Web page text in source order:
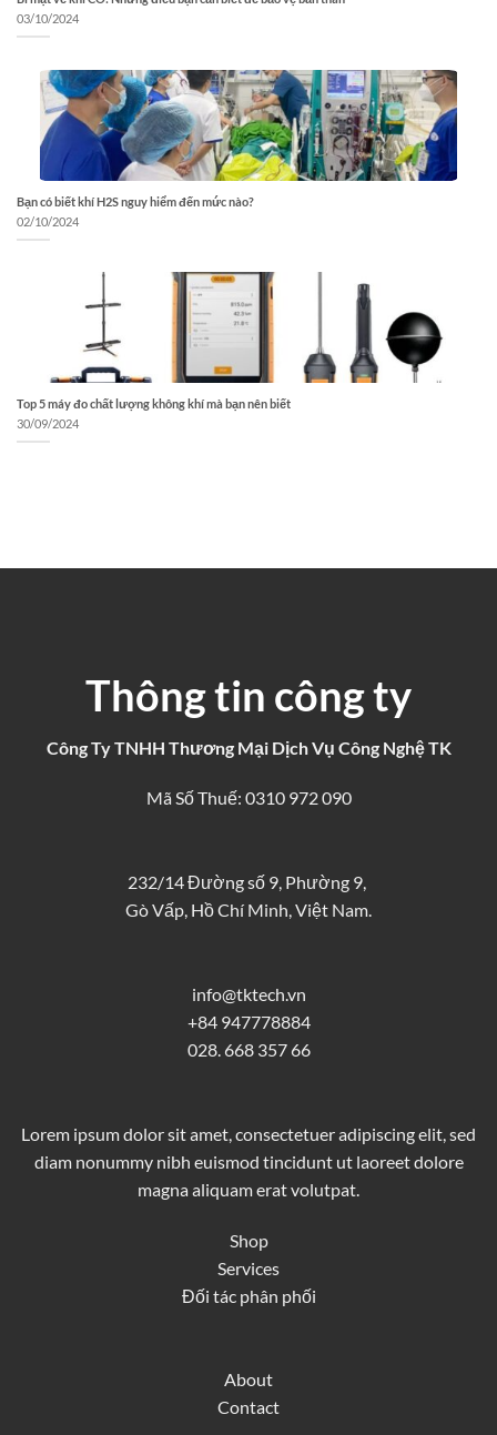
03/10/2024
Bạn có biết khí H2S nguy hiểm đến mức nào?
02/10/2024
Top 5 máy đo chất lượng không khí mà bạn nên biết
30/09/2024
Thông tin công ty
Công Ty TNHH Thương Mại Dịch Vụ Công Nghệ TK
Mã Số Thuế: 0310 972 090
232/14 Đường số 9, Phường 9,
Gò Vấp, Hồ Chí Minh, Việt Nam.
info@tktech.vn
+84 947778884
028. 668 357 66
Lorem ipsum dolor sit amet, consectetuer adipiscing elit, sed
diam nonummy nibh euismod tincidunt ut laoreet dolore
magna aliquam erat volutpat.
Shop
Services
Đối tác phân phối
About
Contact